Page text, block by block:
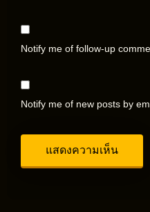
Notify me of follow-up
Notify me of new posts by